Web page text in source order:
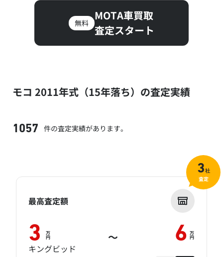
無料
MOTA車買取
査定スタート
モコ 2011年式（15年落ち）の査定実績
1057 件の査定実績があります。
最高査定額
3 万
円 ～ 6 万
円
キングビッド
3社
査定